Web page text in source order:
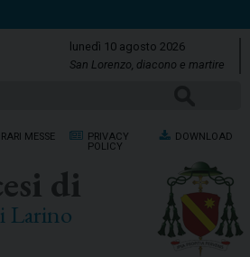
lunedì 10 agosto 2026
San Lorenzo, diacono e martire
MESSE
PRIVACY
POLICY
DOWNLOAD
di
Larino